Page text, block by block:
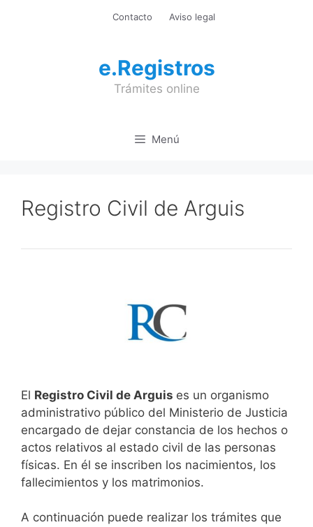
Contacto Aviso legal
e.Registros
Trámites online
Menú
Registro Civil de Arguis
El Registro Civil de Arguis es un organismo
administrativo público del Ministerio de Justicia
encargado de dejar constancia de los hechos o
actos relativos al estado civil de las personas
físicas. En él se inscriben los nacimientos, los
fallecimientos y los matrimonios.
A continuación puede realizar los trámites que